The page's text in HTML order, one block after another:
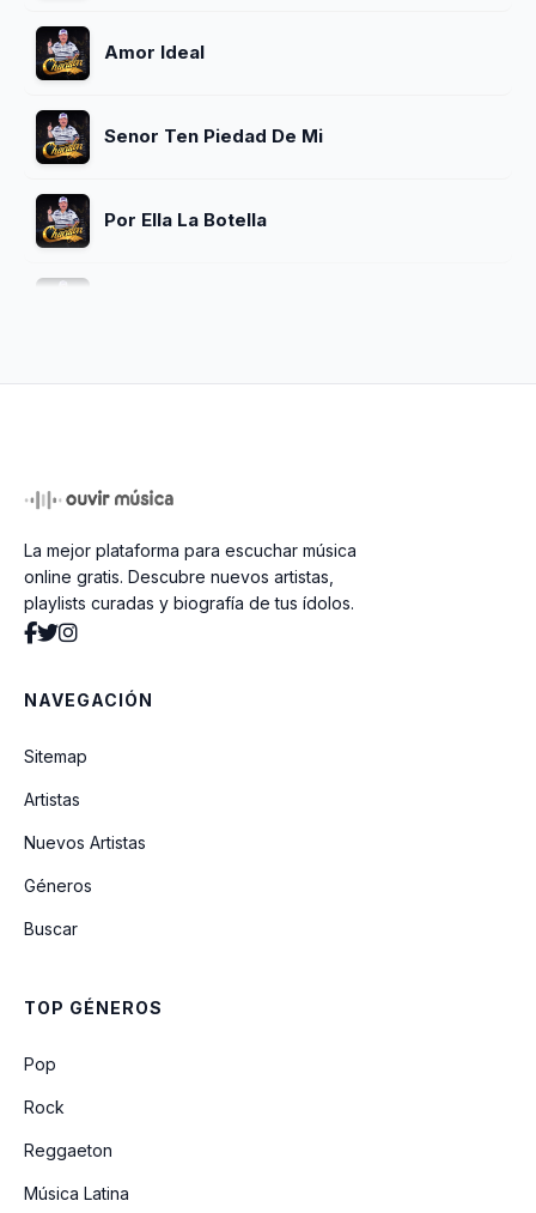
Amor Ideal
Senor Ten Piedad De Mi
Por Ella La Botella
Ilusion Cualquiera
La Paz Y La Dicha
La mejor plataforma para escuchar música
online gratis. Descubre nuevos artistas,
playlists curadas y biografía de tus ídolos.
NAVEGACIÓN
Sitemap
Artistas
Nuevos Artistas
Géneros
Buscar
TOP GÉNEROS
Pop
Rock
Reggaeton
Música Latina